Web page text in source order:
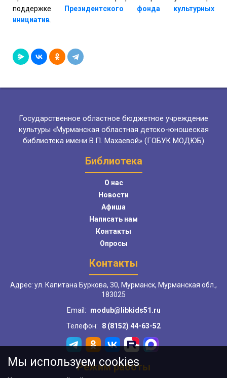
поддержке
Президентского фонда культурных
инициатив
Государственное областное бюджетное учреждение
культуры «Мурманская областная детско-юношеская
библиотека имени В.П. Махаевой» (ГОБУК МОДЮБ)
Библиотека
О нас
Новости
Афиша
Написать нам
Контакты
Опросы
Контакты
Адрес: ул. Капитана Буркова, 30, Мурманск, Мурманская обл.,
183025
Email:
modub@libkids51.ru
Телефон:
8 (8152) 44-63-52
Режим работы
Мы используем cookies